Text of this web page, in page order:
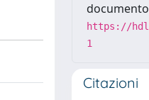
https://
1
Citazioni